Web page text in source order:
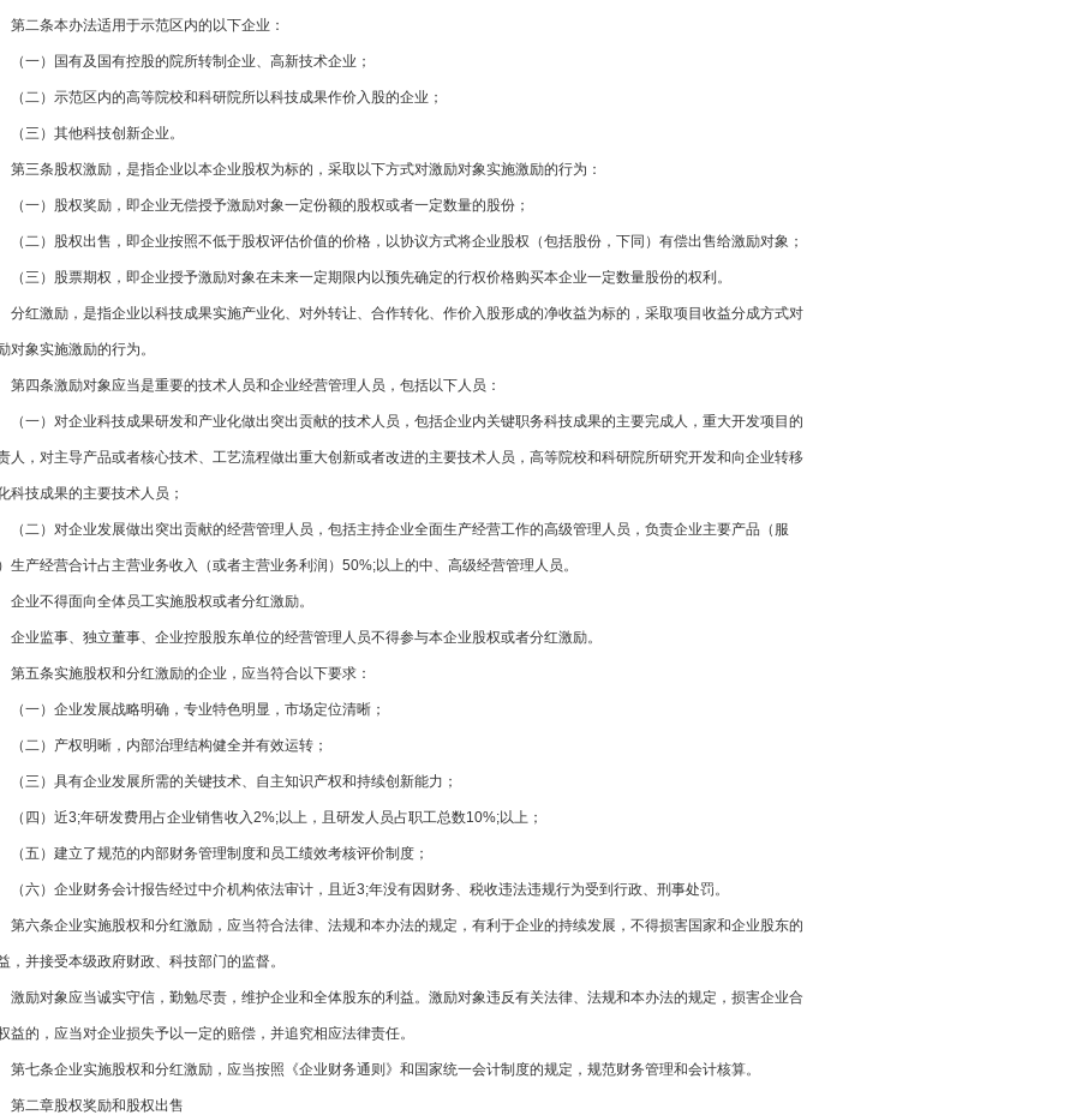
第二条本办法适用于示范区内的以下企业：
（一）国有及国有控股的院所转制企业、高新技术企业；
（二）示范区内的高等院校和科研院所以科技成果作价入股的企业；
（三）其他科技创新企业。
第三条股权激励，是指企业以本企业股权为标的，采取以下方式对激励对象实施激励的行为：
（一）股权奖励，即企业无偿授予激励对象一定份额的股权或者一定数量的股份；
（二）股权出售，即企业按照不低于股权评估价值的价格，以协议方式将企业股权（包括股份，下同）有偿出售给激励对象；
（三）股票期权，即企业授予激励对象在未来一定期限内以预先确定的行权价格购买本企业一定数量股份的权利。
分红激励，是指企业以科技成果实施产业化、对外转让、合作转化、作价入股形成的净收益为标的，采取项目收益分成方式对
对象实施激励的行为。
第四条激励对象应当是重要的技术人员和企业经营管理人员，包括以下人员：
（一）对企业科技成果研发和产业化做出突出贡献的技术人员，包括企业内关键职务科技成果的主要完成人，重大开发项目的
人，对主导产品或者核心技术、工艺流程做出重大创新或者改进的主要技术人员，高等院校和科研院所研究开发和向企业转移
科技成果的主要技术人员；
（二）对企业发展做出突出贡献的经营管理人员，包括主持企业全面生产经营工作的高级管理人员，负责企业主要产品（服
生产经营合计占主营业务收入（或者主营业务利润）50%;以上的中、高级经营管理人员。
企业不得面向全体员工实施股权或者分红激励。
企业监事、独立董事、企业控股股东单位的经营管理人员不得参与本企业股权或者分红激励。
第五条实施股权和分红激励的企业，应当符合以下要求：
（一）企业发展战略明确，专业特色明显，市场定位清晰；
（二）产权明晰，内部治理结构健全并有效运转；
（三）具有企业发展所需的关键技术、自主知识产权和持续创新能力；
（四）近3;年研发费用占企业销售收入2%;以上，且研发人员占职工总数10%;以上；
（五）建立了规范的内部财务管理制度和员工绩效考核评价制度；
（六）企业财务会计报告经过中介机构依法审计，且近3;年没有因财务、税收违法违规行为受到行政、刑事处罚。
第六条企业实施股权和分红激励，应当符合法律、法规和本办法的规定，有利于企业的持续发展，不得损害国家和企业股东的
，并接受本级政府财政、科技部门的监督。
激励对象应当诚实守信，勤勉尽责，维护企业和全体股东的利益。激励对象违反有关法律、法规和本办法的规定，损害企业合
益的，应当对企业损失予以一定的赔偿，并追究相应法律责任。
第七条企业实施股权和分红激励，应当按照《企业财务通则》和国家统一会计制度的规定，规范财务管理和会计核算。
第二章股权奖励和股权出售